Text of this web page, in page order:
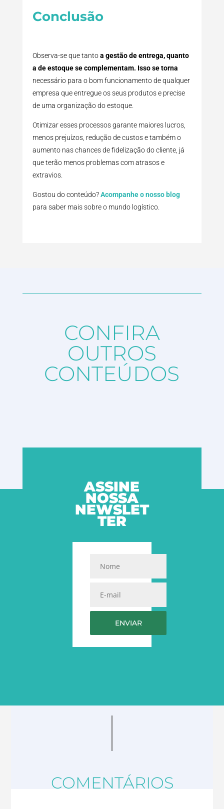
Conclusão
Observa-se que tantoa gestão de entrega, quanto
a de estoque se complementam. Isso se torna
necessário para o bom funcionamento de qualquer
empresa que entregue os seus produtos e precise
de uma organização do estoque.
Otimizar esses processos garante maiores lucros,
menos prejuízos, redução de custos e também o
aumento nas chances de fidelização do cliente, já
que terão menos problemas com atrasos e
extravios.
Gostou do conteúdo?Acompanhe o nosso blog
para saber mais sobre o mundo logístico.
CONFIRA
OUTROS
CONTEÚDOS
ASSINE
NOSSA
NEWSLET
TER
COMENTÁRIOS